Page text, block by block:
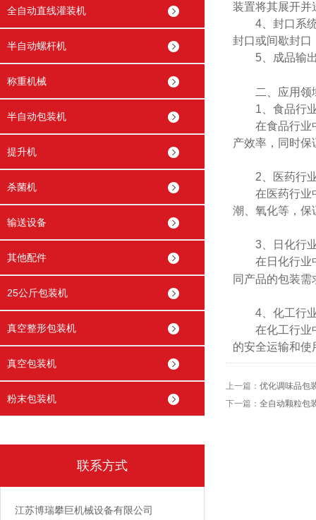
全自动直线灌装机
半自动螺杆机
称重机械
半自动包装机
提升机
杀菌机
输送设备
其他配件
25公斤包装机
真空整形包装机
真空包装机
粉末包装机
联系方式
江苏博瑞攀巨机械设备有限公司
装置将其展开并
4、封口系统
封口或间歇封口
5、成品输出
二、应用领
1、食品行
在食品行业中
产效率，同时保
2、医药行
在医药行业中
潮、氧化等，保
3、日化行
在日化行业
同产品的包装需
4、化工行
在化工行业中
的安全运输和使
上一篇： 优化调味品包
下一篇： 全自动颗粒包